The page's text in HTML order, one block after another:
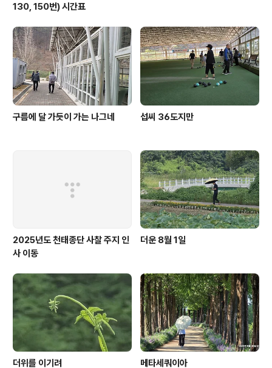
130, 150번) 시간표
구름에 달 가듯이 가는 나그네 섭씨 36도지만
2025년도 천태종단 사찰 주지 인
사 이동
더운 8월 1일
더위를 이기려 메타세쿼이아